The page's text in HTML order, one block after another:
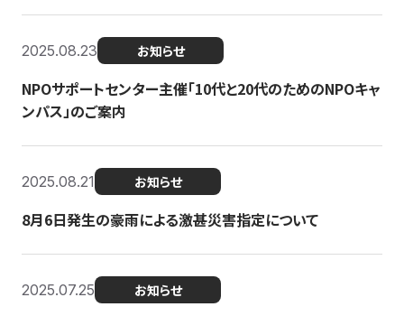
2025.08.23 お知らせ
NPOサポートセンター主催「10代と20代のためのNPOキャ
ンパス」のご案内
2025.08.21 お知らせ
8月6日発生の豪雨による激甚災害指定について
2025.07.25 お知らせ